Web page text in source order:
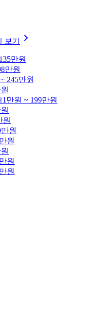
보기
만원
만원
245만원
1만원 ~ 199만원
원
원
원
원
원